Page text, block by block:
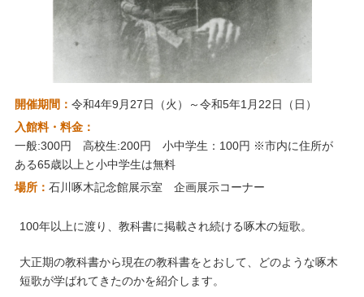
開催期間： 令和4年9月27日（火）～令和5年1月22日（日）
入館料・料金：
一般:300円 高校生:200円 小中学生：100円 ※市内に住所が
ある65歳以上と小中学生は無料
場所： 石川啄木記念館展示室 企画展示コーナー
100年以上に渡り、教科書に掲載され続ける啄木の短歌。
大正期の教科書から現在の教科書をとおして、どのような啄木
短歌が学ばれてきたのかを紹介します。